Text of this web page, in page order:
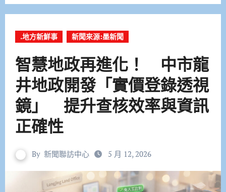
.地方新鮮事 新聞來源:墨新聞
智慧地政再進化！ 中市龍
井地政開發「實價登錄透視
鏡」 提升查核效率與資訊
正確性
By 新聞聯訪中心 5 月 12, 2026